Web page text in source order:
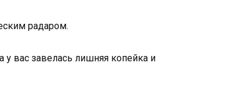
радаром.
вас завелась лишняя копейка и